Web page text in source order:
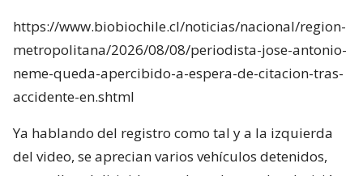
https://www.biobiochile.cl/noticias/nacional/region-
metropolitana/2026/08/08/periodista-jose-antonio-
neme-queda-apercibido-a-espera-de-citacion-tras-
accidente-en.shtml
Ya hablando del registro como tal y a la izquierda
del video, se aprecian varios vehículos detenidos,